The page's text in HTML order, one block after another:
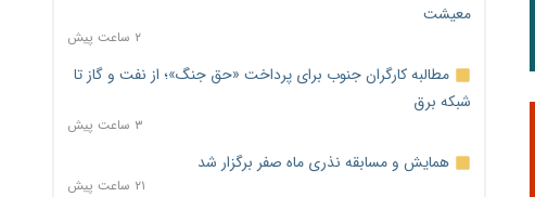
معیشت
۲ ساعت پیش
مطالبه کارگران جنوب برای پرداخت «حق جنگ»؛ از نفت و گاز تا
شبکه برق
۳ ساعت پیش
همایش و مسابقه نذری ماه صفر برگزار شد
۲۱ ساعت پیش